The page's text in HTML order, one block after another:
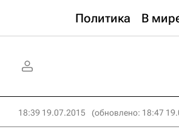
Политика В
18:39 19.07.2015 (обновлено: 18:47